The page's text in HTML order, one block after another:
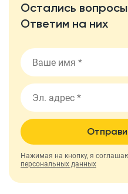
Остались
Ответим на них
Нажимая на кнопку, я
персональных данных